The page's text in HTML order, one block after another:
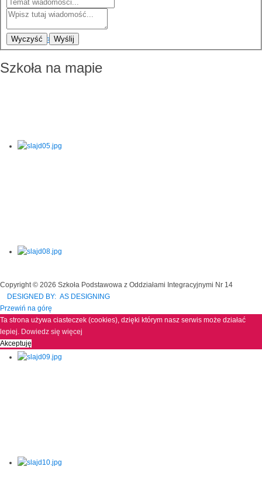
Wyczyść Wyślij
Szkoła na mapie
Copyright © 2026 Szkoła Podstawowa z Oddziałami Integracyjnymi Nr 14
DESIGNED BY: AS DESIGNING
Przewiń na górę
Ta strona używa ciasteczek (cookies), dzięki którym nasz serwis może działać
lepiej. Dowiedz się więcej
Akceptuję